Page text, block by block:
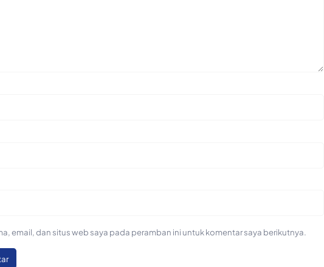
email, dan situs web saya pada peramban ini untuk komentar saya berikutnya.